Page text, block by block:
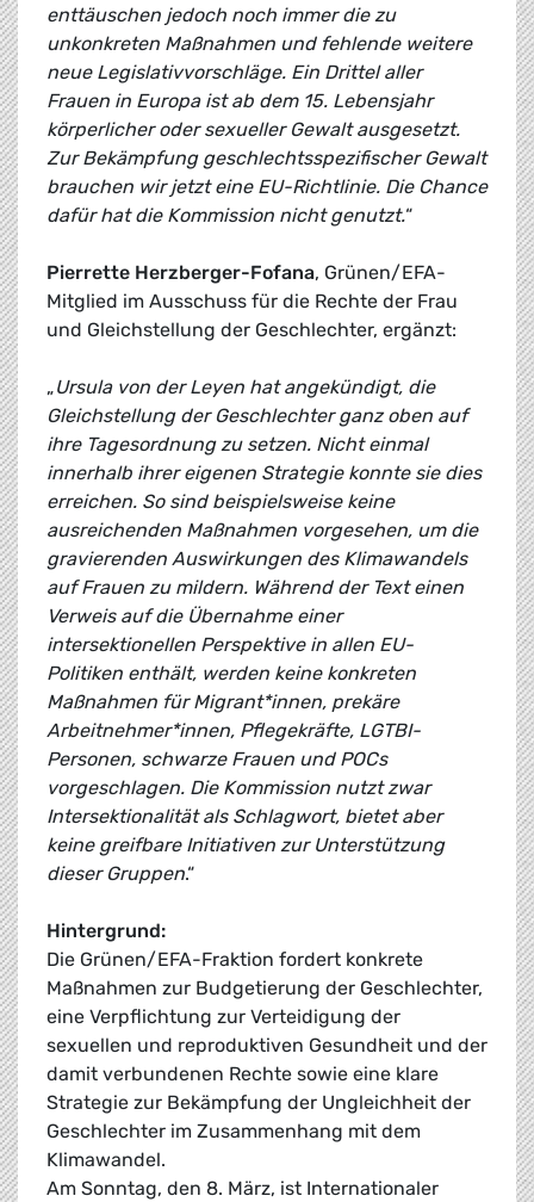
enttäuschen jedoch noch immer die zu
unkonkreten Maßnahmen und fehlende weitere
neue Legislativvorschläge. Ein Drittel aller
Frauen in Europa ist ab dem 15. Lebensjahr
körperlicher oder sexueller Gewalt ausgesetzt.
Zur Bekämpfung geschlechtsspezifischer Gewalt
brauchen wir jetzt eine EU-Richtlinie. Die Chance
dafür hat die Kommission nicht genutzt.“
Pierrette Herzberger-Fofana, Grünen/EFA-
Mitglied im Ausschuss für die Rechte der Frau
und Gleichstellung der Geschlechter, ergänzt:
„Ursula von der Leyen hat angekündigt, die
Gleichstellung der Geschlechter ganz oben auf
ihre Tagesordnung zu setzen. Nicht einmal
innerhalb ihrer eigenen Strategie konnte sie dies
erreichen. So sind beispielsweise keine
ausreichenden Maßnahmen vorgesehen, um die
gravierenden Auswirkungen des Klimawandels
auf Frauen zu mildern. Während der Text einen
Verweis auf die Übernahme einer
intersektionellen Perspektive in allen EU-
Politiken enthält, werden keine konkreten
Maßnahmen für Migrant*innen, prekäre
Arbeitnehmer*innen, Pflegekräfte, LGTBI-
Personen, schwarze Frauen und POCs
vorgeschlagen. Die Kommission nutzt zwar
Intersektionalität als Schlagwort, bietet aber
keine greifbare Initiativen zur Unterstützung
dieser Gruppen.“
Hintergrund:
Die Grünen/EFA-Fraktion fordert konkrete
Maßnahmen zur Budgetierung der Geschlechter,
eine Verpflichtung zur Verteidigung der
sexuellen und reproduktiven Gesundheit und der
damit verbundenen Rechte sowie eine klare
Strategie zur Bekämpfung der Ungleichheit der
Geschlechter im Zusammenhang mit dem
Klimawandel.
Am Sonntag, den 8. März, ist Internationaler